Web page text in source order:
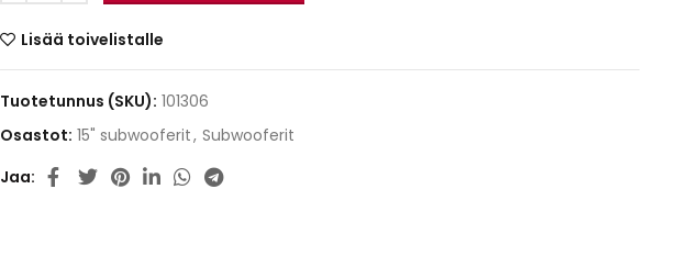
Lisää toivelistalle
Tuotetunnus (SKU): 101306
Osastot: 15" subwooferit, Subwooferit
Jaa